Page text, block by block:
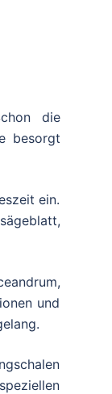
die
besorgt
ein.
und